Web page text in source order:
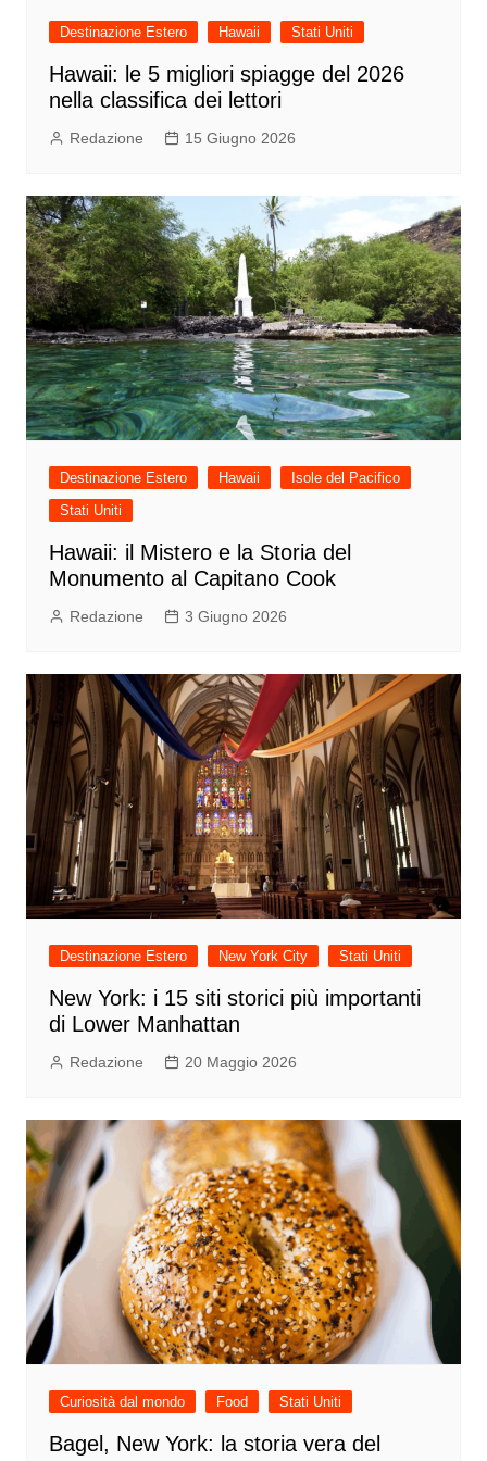
Destinazione Estero Hawaii Stati Uniti
Hawaii: le 5 migliori spiagge del 2026
nella classifica dei lettori
Redazione 15 Giugno 2026
Destinazione Estero Hawaii
Isole del Pacifico
Stati Uniti
Hawaii: il Mistero e la Storia del
Monumento al Capitano Cook
Redazione 3 Giugno 2026
Destinazione Estero New York City Stati Uniti
New York: i 15 siti storici più importanti
di Lower Manhattan
Redazione 20 Maggio 2026
Curiosità dal mondo Food Stati Uniti
Bagel, New York: la storia vera del